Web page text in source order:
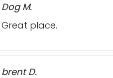
Dog M.
Great place.
brent D.